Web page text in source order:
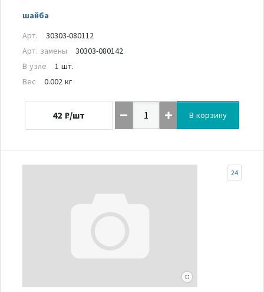
шайба
Арт.
30303-080112
Арт. замены
30303-080142
В узле
1 шт.
Вес
0.002 кг
42 ₽/шт В корзину
24